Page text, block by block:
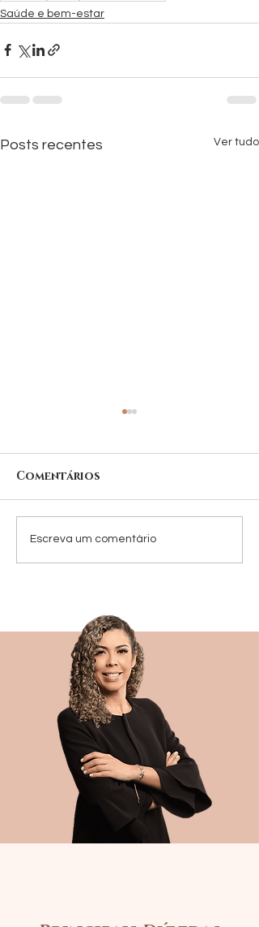
Saúde e bem-estar
Posts recentes Ver tudo
O que é Skinbooster
?
Comentários
Escreva um comentário